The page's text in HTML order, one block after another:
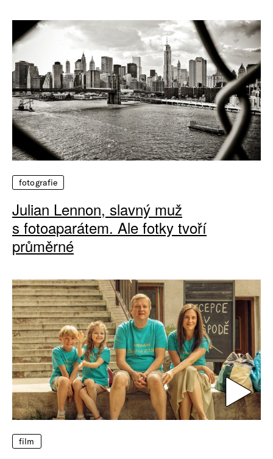
fotografie
Julian Lennon, slavný muž
s fotoaparátem. Ale fotky tvoří
průměrné
film